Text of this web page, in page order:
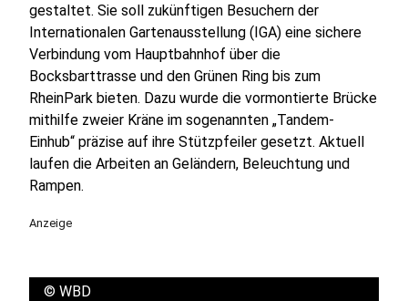
gestaltet. Sie soll zukünftigen Besuchern der
Internationalen Gartenausstellung (IGA) eine sichere
Verbindung vom Hauptbahnhof über die
Bocksbarttrasse und den Grünen Ring bis zum
RheinPark bieten. Dazu wurde die vormontierte Brücke
mithilfe zweier Kräne im sogenannten „Tandem-
Einhub“ präzise auf ihre Stützpfeiler gesetzt. Aktuell
laufen die Arbeiten an Geländern, Beleuchtung und
Rampen.
Anzeige
© WBD